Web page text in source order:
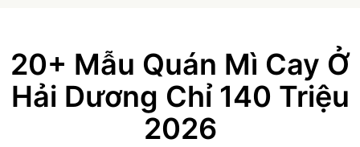
20+ Mẫu Quán Mì Cay Ở
Hải Dương Chỉ 140 Triệu
2026